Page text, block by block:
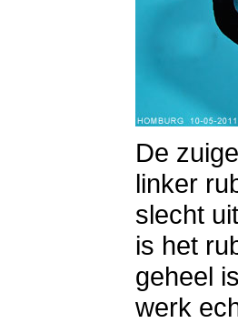
De
linker
slecht
is het
geheel
werk